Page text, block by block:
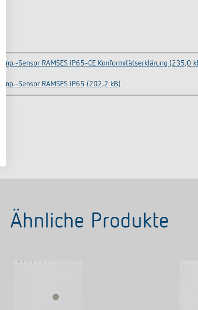
Temp.-Sensor RAMSES IP65-CE Konformitätserklärung (235,0
Temp.-Sensor RAMSES IP65 (202,2 kB)
Ähnliche Produkte